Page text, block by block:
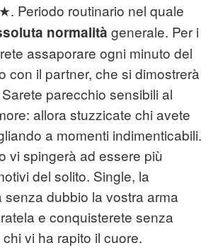
Periodo routinario nel quale
normalità generale. Per i
assaporare ogni minuto del
con il partner, che si dimostrerà
parecchio sensibili al
allora stuzzicate chi avete
a momenti indimenticabili.
vi spingerà ad essere più
del solito. Single, la
dubbio la vostra arma
e conquisterete senza
vi ha rapito il cuore.